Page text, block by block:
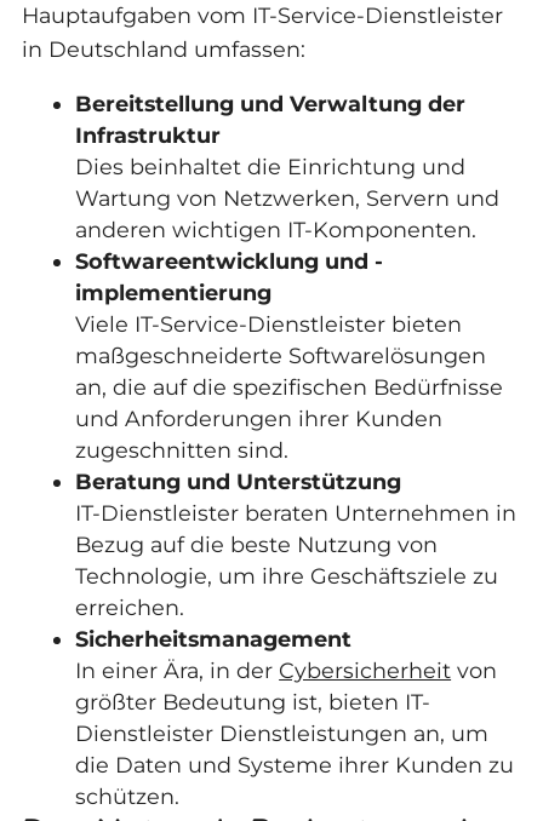
Hauptaufgaben vom IT-Service-Dienstleister
in Deutschland umfassen:
Bereitstellung und Verwaltung der
Infrastruktur
Dies beinhaltet die Einrichtung und
Wartung von Netzwerken, Servern und
anderen wichtigen IT-Komponenten.
Softwareentwicklung und -
implementierung
Viele IT-Service-Dienstleister bieten
maßgeschneiderte Softwarelösungen
an, die auf die spezifischen Bedürfnisse
und Anforderungen ihrer Kunden
zugeschnitten sind.
Beratung und Unterstützung
IT-Dienstleister beraten Unternehmen in
Bezug auf die beste Nutzung von
Technologie, um ihre Geschäftsziele zu
erreichen.
Sicherheitsmanagement
In einer Ära, in der Cybersicherheit von
größter Bedeutung ist, bieten IT-
Dienstleister Dienstleistungen an, um
die Daten und Systeme ihrer Kunden zu
schützen.